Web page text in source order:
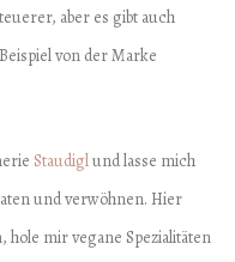
aber es gibt auch
von der Marke
Staudiglund lasse mich
und verwöhnen. Hier
mir vegane Spezialitäten